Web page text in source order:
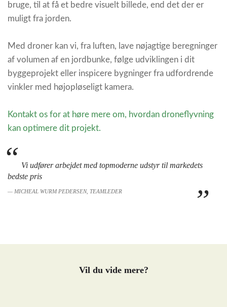
bruge, til at få et bedre visuelt billede, end det der er
muligt fra jorden.
Med droner kan vi, fra luften, lave nøjagtige beregninger
af volumen af en jordbunke, følge udviklingen i dit
byggeprojekt eller inspicere bygninger fra udfordrende
vinkler med højopløseligt kamera.
Kontakt os for at høre mere om, hvordan droneflyvning
kan optimere dit projekt.
Vi udfører arbejdet med topmoderne udstyr til markedets
bedste pris
MICHEAL WURM PEDERSEN, TEAMLEDER
Vil du vide mere?